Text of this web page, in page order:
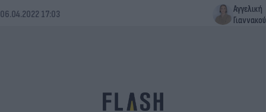
06.04.2022 17:03
Αγγελική
Γιαννακού